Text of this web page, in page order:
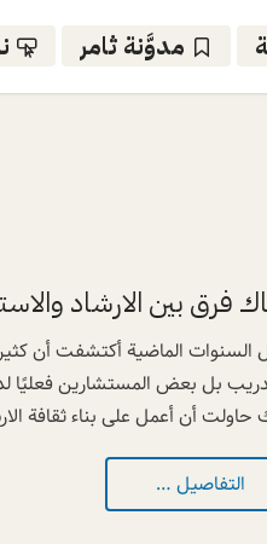
مدوَّنة ثامر
فرق بين الارشاد
السنوات الماضية أكتشفت أن
بل بعض المستشارين فعليًا
حاولت أن أعمل على بناء ثقافة
التفاصيل …